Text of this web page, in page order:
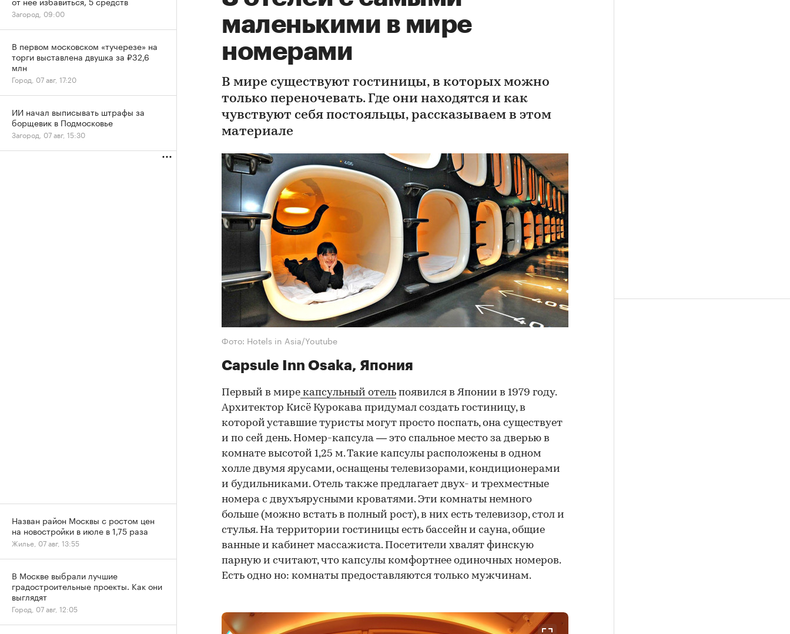
маленькими в мире
номерами
В мире существуют гостиницы, в которых можно
только переночевать. Где они находятся и как
чувствуют себя постояльцы, рассказываем в этом
материале
Фото: Hotels in Asia/Youtube
Capsule Inn Osaka, Япония
Первый в мире капсульный отель появился в Японии в 1979 году.
Архитектор Кисё Курокава придумал создать гостиницу, в
которой уставшие туристы могут просто поспать, она существует
и по сей день. Номер-капсула — это спальное место за дверью в
комнате высотой 1,25 м. Такие капсулы расположены в одном
холле двумя ярусами, оснащены телевизорами, кондиционерами
и будильниками. Отель также предлагает двух- и трехместные
номера с двухъярусными кроватями. Эти комнаты немного
больше (можно встать в полный рост), в них есть телевизор, стол и
стулья. На территории гостиницы есть бассейн и сауна, общие
ванные и кабинет массажиста. Посетители хвалят финскую
парную и считают, что капсулы комфортнее одиночных номеров.
Есть одно но: комнаты предоставляются только мужчинам.
Загород, 09:00
В первом московском «тучерезе» на
торги выставлена двушка за ₽32,6
млн
Город, 07 авг, 17:20
ИИ начал выписывать штрафы за
борщевик в Подмосковье
Загород, 07 авг, 15:30
Назван район Москвы с ростом цен
на новостройки в июле в 1,75 раза
Жилье, 07 авг, 13:55
В Москве выбрали лучшие
градостроительные проекты. Как они
выглядят
Город, 07 авг, 12:05